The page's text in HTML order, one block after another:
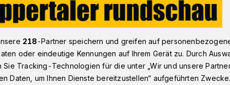
Achim Otto: Impressionen aus dem abendlichen
218-Partner speichern und greifen auf
oder eindeutige Kennungen auf Ihrem Gerät zu. Durch
Sie Tracking-Technologien für die unter „Wir und unsere
Daten, um Ihnen Dienste bereitzustellen“ aufgeführten